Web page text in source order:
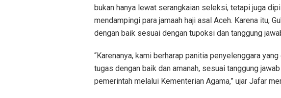
bukan hanya lewat serangkaian seleksi, tetapi juga
mendampingi para jamaah haji asal Aceh. Karena itu,
dengan baik sesuai dengan tupoksi dan tanggung
“Karenanya, kami berharap panitia penyelenggara
tugas dengan baik dan amanah, sesuai tanggung
pemerintah melalui Kementerian Agama,” ujar Jafar